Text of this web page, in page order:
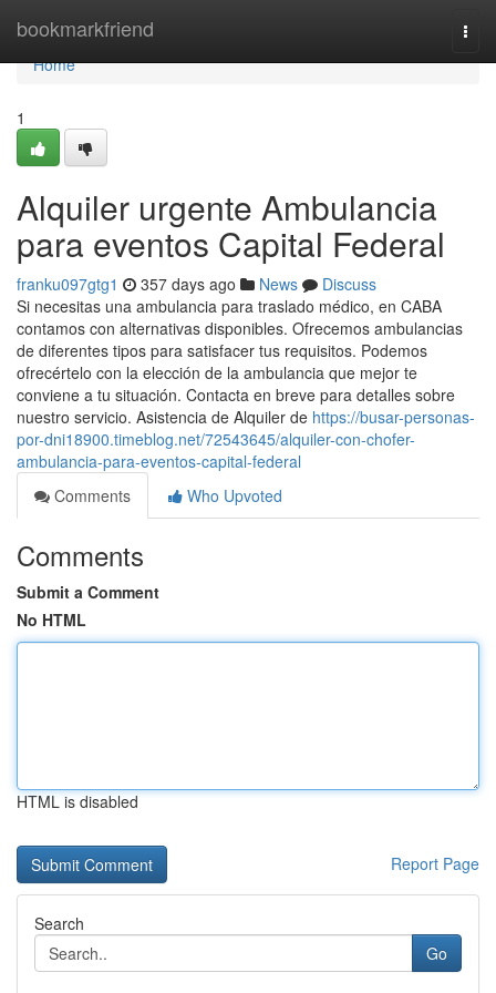
bookmarkfriend
Home
Home
1
Alquiler urgente Ambulancia
para eventos Capital Federal
franku097gtg1 357 days ago News
Discuss
Si necesitas una ambulancia para traslado médico, en CABA
contamos con alternativas disponibles. Ofrecemos ambulancias
de diferentes tipos para satisfacer tus requisitos. Podemos
ofrecértelo con la elección de la ambulancia que mejor te
conviene a tu situación. Contacta en breve para detalles sobre
nuestro servicio. Asistencia de Alquiler de https://busar-personas-
por-dni18900.timeblog.net/72543645/alquiler-con-chofer-
ambulancia-para-eventos-capital-federal
Comments
Who Upvoted
Comments
Submit a Comment
No HTML
HTML is disabled
Report Page
Search
Go